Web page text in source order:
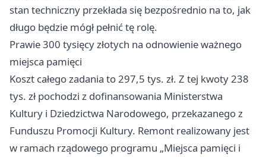
stan techniczny przekłada się bezpośrednio na to, jak
długo będzie mógł pełnić tę rolę.
Prawie 300 tysięcy złotych na odnowienie ważnego
miejsca pamięci
Koszt całego zadania to 297,5 tys. zł. Z tej kwoty 238
tys. zł pochodzi z dofinansowania Ministerstwa
Kultury i Dziedzictwa Narodowego, przekazanego z
Funduszu Promocji Kultury. Remont realizowany jest
w ramach rządowego programu „Miejsca pamięci i